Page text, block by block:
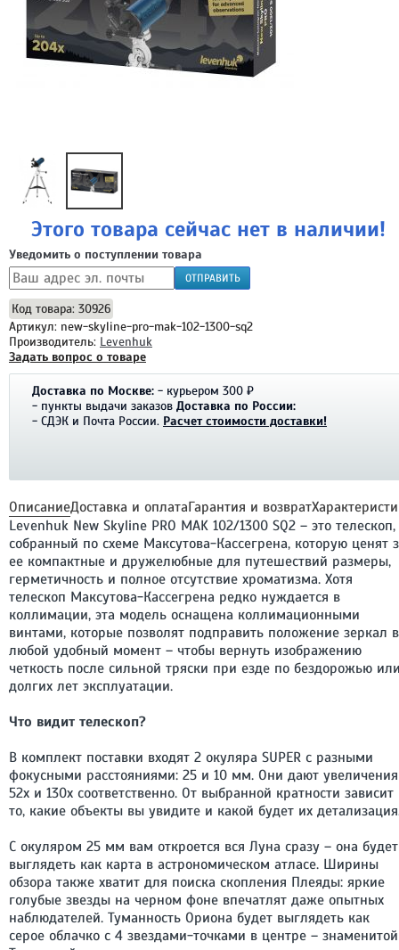
Этого товара сейчас нет в наличии!
Уведомить о поступлении товара
ОТПРАВИТЬ
Код товара: 30926
Артикул: new-skyline-pro-mak-102-1300-sq2
Производитель: Levenhuk
Задать вопрос о товаре
Доставка по Москве: - курьером 300 ₽
- пункты выдачи заказов Доставка по России:
- СДЭК и Почта России. Расчет стоимости доставки!
ОписаниеДоставка и оплатаГарантия и возврат
Levenhuk New Skyline PRO MAK 102/1300 SQ2 – это телескоп,
собранный по схеме Максутова-Кассегрена, которую ценят
ее компактные и дружелюбные для путешествий размеры,
герметичность и полное отсутствие хроматизма. Хотя
телескоп Максутова-Кассегрена редко нуждается в
коллимации, эта модель оснащена коллимационными
винтами, которые позволят подправить положение зеркал в
любой удобный момент – чтобы вернуть изображению
четкость после сильной тряски при езде по бездорожью
долгих лет эксплуатации.
Что видит телескоп?
В комплект поставки входят 2 окуляра SUPER с разными
фокусными расстояниями: 25 и 10 мм. Они дают увеличения
52х и 130х соответственно. От выбранной кратности зависит
то, какие объекты вы увидите и какой будет их
С окуляром 25 мм вам откроется вся Луна сразу – она будет
выглядеть как карта в астрономическом атласе. Ширины
обзора также хватит для поиска скопления Плеяды: яркие
голубые звезды на черном фоне впечатлят даже опытных
наблюдателей. Туманность Ориона будет выглядеть как
серое облачко с 4 звездами-точками в центре – знаменитой